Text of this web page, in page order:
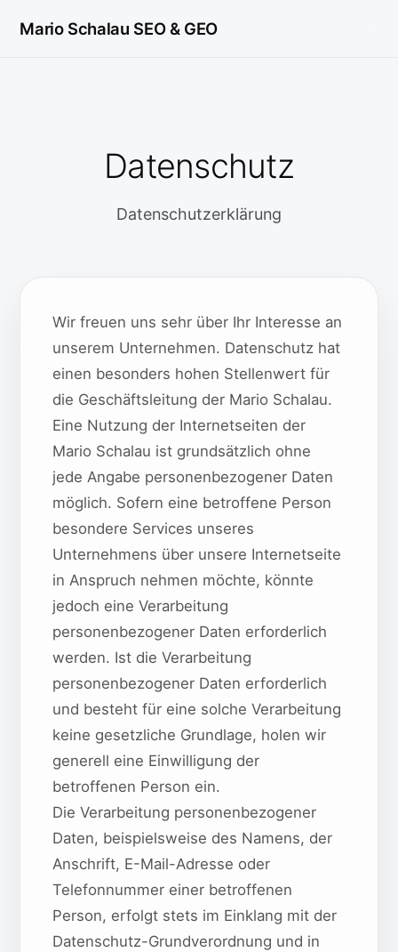
Mario Schalau SEO & GEO
Datenschutz
Datenschutzerklärung
Wir freuen uns sehr über Ihr Interesse an
unserem Unternehmen. Datenschutz hat
einen besonders hohen Stellenwert für
die Geschäftsleitung der Mario Schalau.
Eine Nutzung der Internetseiten der
Mario Schalau ist grundsätzlich ohne
jede Angabe personenbezogener Daten
möglich. Sofern eine betroffene Person
besondere Services unseres
Unternehmens über unsere Internetseite
in Anspruch nehmen möchte, könnte
jedoch eine Verarbeitung
personenbezogener Daten erforderlich
werden. Ist die Verarbeitung
personenbezogener Daten erforderlich
und besteht für eine solche Verarbeitung
keine gesetzliche Grundlage, holen wir
generell eine Einwilligung der
betroffenen Person ein.
Die Verarbeitung personenbezogener
Daten, beispielsweise des Namens, der
Anschrift, E-Mail-Adresse oder
Telefonnummer einer betroffenen
Person, erfolgt stets im Einklang mit der
Datenschutz-Grundverordnung und in